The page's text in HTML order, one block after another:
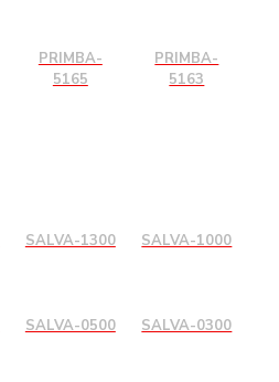
PRIMBA-
5165
PRIMBA-
5163
SALVA-1300 SALVA-1000
SALVA-0500 SALVA-0300